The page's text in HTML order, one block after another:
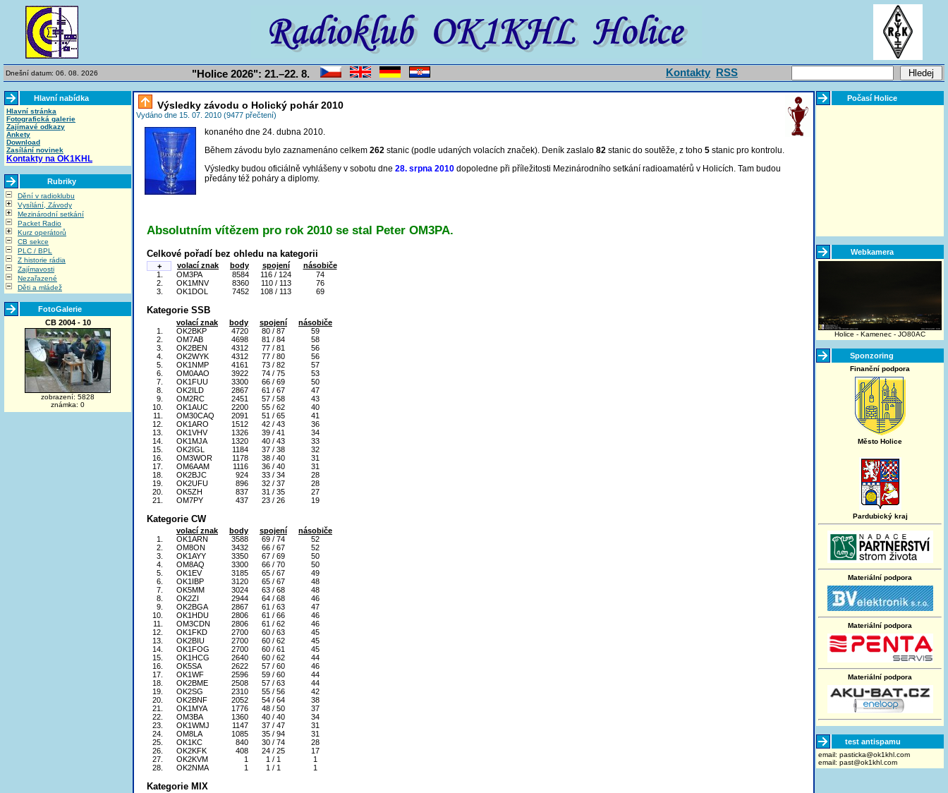
Dnešní datum: 06. 08. 2026 "Holice 2026": 21.–22. 8. Kontakty RSS
Hlavní nabídka
Hlavní stránka
Fotografická galerie
Zajímavé odkazy
Ankety
Download
Zasílání novinek
Kontakty na OK1KHL
Rubriky
Dění v radioklubu
Vysílání, Závody
Mezinárodní setkání
Packet Radio
Kurz operátorů
CB sekce
PLC / BPL
Z historie rádia
Zajímavosti
Nezařazené
Děti a mládež
FotoGalerie
CB 2004 - 10
zobrazení: 5828
známka: 0
Výsledky závodu o Holický pohár 2010
Vydáno dne 15. 07. 2010 (9477 přečtení)
konaného dne 24. dubna 2010.
Během závodu bylo zaznamenáno celkem 262 stanic (podle udaných volacích značek). Deník zaslalo 82 stanic do soutěže, z toho 5 stanic pro kontrolu.
Výsledky budou oficiálně vyhlášeny v sobotu dne 28. srpna 2010 dopoledne při příležitosti Mezinárodního setkání radioamatérů v Holicích. Tam budou
předány též poháry a diplomy.
Absolutním vítězem pro rok 2010 se stal Peter OM3PA.
Celkové pořadí bez ohledu na kategorii
+ volací znak body spojení
násobiče
1.
OM3PA 8584 116 / 124
74
2.
OK1MNV 8360 110 / 113
76
3.
OK1DOL 7452 108 / 113 69
Kategorie SSB
volací znak body spojení
násobiče
1.
OK2BKP 4720 80 / 87
59
2.
OM7AB 4698 81 / 84
58
3.
OK2BEN 4312 77 / 81
56
4.
OK2WYK 4312 77 / 80
56
5.
OK1NMP 4161 73 / 82
57
6.
OM0AAO 3922 74 / 75
53
7.
OK1FUU 3300 66 / 69
50
8.
OK2ILD 2867 61 / 67
47
9.
OM2RC 2451 57 / 58
43
10.
OK1AUC 2200 55 / 62
40
11.
OM30CAQ 2091 51 / 65
41
12.
OK1ARO 1512 42 / 43
36
13.
OK1VHV 1326 39 / 41
34
14.
OK1MJA 1320 40 / 43
33
15.
OK2IGL 1184 37 / 38
32
16.
OM3WOR 1178 38 / 40
31
17.
OM6AAM 1116 36 / 40
31
18.
OK2BJC 924 33 / 34
28
19.
OK2UFU 896 32 / 37
28
20.
OK5ZH 837 31 / 35
27
21.
OM7PY 437 23 / 26 19
Kategorie CW
volací znak body spojení
násobiče
1.
OK1ARN 3588 69 / 74
52
2.
OM8ON 3432 66 / 67
52
3.
OK1AYY 3350 67 / 69
50
4.
OM8AQ 3300 66 / 70
50
5.
OK1EV 3185 65 / 67
49
6.
OK1IBP 3120 65 / 67
48
7.
OK5MM 3024 63 / 68
48
8.
OK2ZI 2944 64 / 68
46
9.
OK2BGA 2867 61 / 63
47
10.
OK1HDU 2806 61 / 66
46
11.
OM3CDN 2806 61 / 62
46
12.
OK1FKD 2700 60 / 63
45
13.
OK2BIU 2700 60 / 62
45
14.
OK1FOG 2700 60 / 61
45
15.
OK1HCG 2640 60 / 62
44
16.
OK5SA 2622 57 / 60
46
17.
OK1WF 2596 59 / 60
44
18.
OK2BME 2508 57 / 63
44
19.
OK2SG 2310 55 / 56
42
20.
OK2BNF 2052 54 / 64
38
21.
OK1MYA 1776 48 / 50
37
22.
OM3BA 1360 40 / 40
34
23.
OK1WMJ 1147 37 / 47
31
24.
OM8LA 1085 35 / 94
31
25.
OK1KC 840 30 / 74
28
26.
OK2KFK 408 24 / 25
17
27.
OK2KVM 1 1 / 1
1
28.
OK2NMA 1 1 / 1 1
Kategorie MIX
Počasí Holice
Webkamera
Holice - Kamenec - JO80AC
Sponzoring
Finanční podpora
Město Holice
Pardubický kraj
Materiální podpora
Materiální podpora
Materiální podpora
test antispamu
email: moc.lhk1ko@akcitsap
email: past@ok1khl.com